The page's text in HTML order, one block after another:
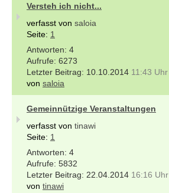
Versteh ich nicht...
verfasst von saloia
Seite: 1
4
6273
10.10.2014 11:43 Uhr
von saloia
Gemeinnützige Veranstaltungen
verfasst von tinawi
Seite: 1
4
5832
22.04.2014 16:16 Uhr
von tinawi